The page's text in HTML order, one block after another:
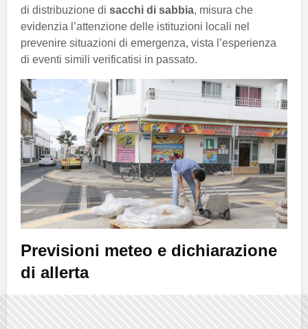
di distribuzione di sacchi di sabbia, misura che
evidenzia l’attenzione delle istituzioni locali nel
prevenire situazioni di emergenza, vista l’esperienza
di eventi simili verificatisi in passato.
Previsioni meteo e dichiarazione
di allerta